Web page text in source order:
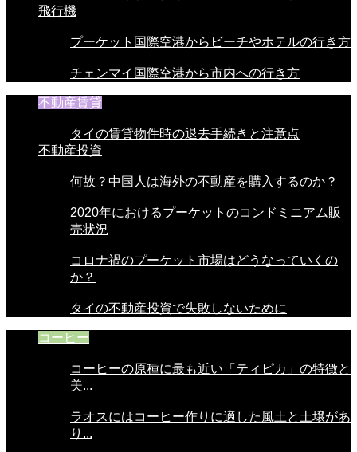
飛行機
プーケット国際空港からビーチやホテルの行き方
チェンマイ国際空港から市内への行き方
不動産賃貸
タイの賃貸物件時の退去手続きと注意点
不動産投資
何故？中国人は海外の不動産を購入するのか？
2020年におけるプーケットのコンドミニアム販
売状況
コロナ禍のプーケット市場はどうなっていくの
か？
タイの不動産投資で失敗しないために
コーヒー
コーヒーの原種に最も近い「ティピカ」の特徴と
美...
ラオスにはコーヒー作りに適した風土と土壌があ
り...